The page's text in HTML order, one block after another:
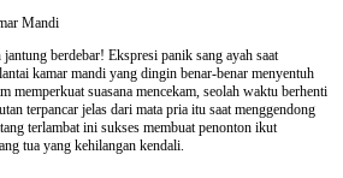
Mandi
berdebar! Ekspresi panik sang ayah saat
kamar mandi yang dingin benar-benar menyentuh
memperkuat suasana mencekam, seolah waktu berhenti
terpancar jelas dari mata pria itu saat menggendong
terlambat ini sukses membuat penonton ikut
tua yang kehilangan kendali.